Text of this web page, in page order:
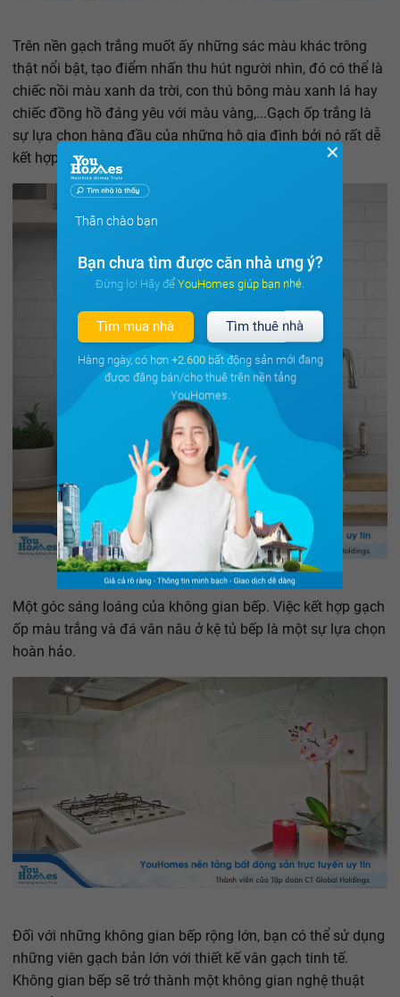
Trên nền gạch trắng muốt ấy những sác màu khác trông
thật nổi bật, tạo điểm nhấn thu hút người nhìn, đó có thể là
chiếc nồi màu xanh da trời, con thú bông màu xanh lá hay
chiếc đồng hồ đáng yêu với màu vàng,...Gạch ốp trắng là
sự lựa chọn hàng đầu của những hộ gia đình bởi nó rất dễ
kết hợp với những sắc màu khác.
Một góc sáng loáng của không gian bếp. Việc kết hợp gạch
ốp màu trắng và đá vân nâu ở kệ tủ bếp là một sự lựa chọn
hoàn hảo.
Đối với những không gian bếp rộng lớn, bạn có thể sử dụng
những viên gạch bản lớn với thiết kế vân gạch tinh tế.
Không gian bếp sẽ trở thành một không gian nghệ thuật
✕
Thân chào bạn
Bạn chưa tìm được căn nhà ưng ý?
Đừng lo! Hãy để YouHomes giúp bạn nhé.
Tìm mua nhà Tìm thuê nhà
Hàng ngày, có hơn +2.600bất động sản mới đang
được đăng bán/cho thuê trên nền tảng
YouHomes.